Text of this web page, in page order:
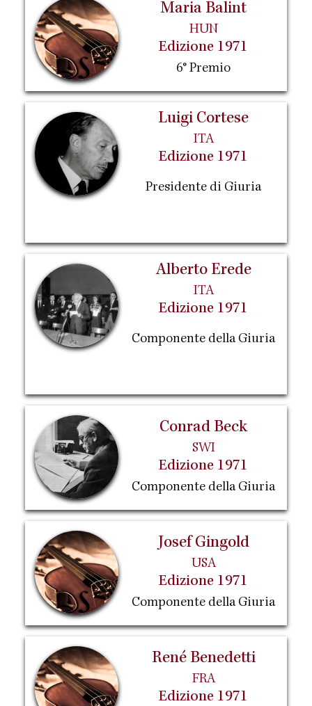
Maria Balint
HUN
Edizione 1971
6° Premio
Luigi Cortese
ITA
Edizione 1971
Presidente di Giuria
Alberto Erede
ITA
Edizione 1971
Componente della Giuria
Conrad Beck
SWI
Edizione 1971
Componente della Giuria
Josef Gingold
USA
Edizione 1971
Componente della Giuria
René Benedetti
FRA
Edizione 1971